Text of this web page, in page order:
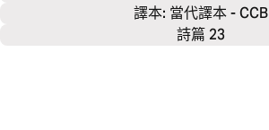
譯本: 當代譯本 - CCB
詩篇 23